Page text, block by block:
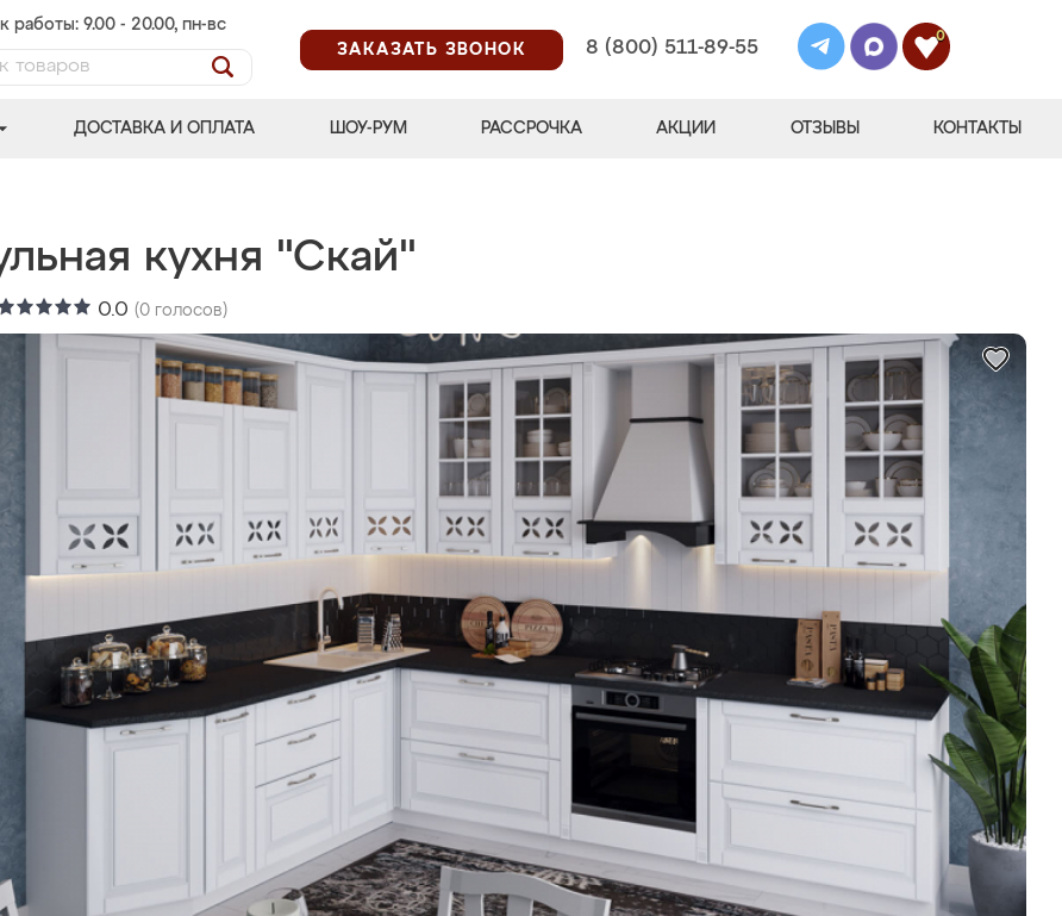
работы: 9.00 - 20.00, пн-вс
ЗАКАЗАТЬ ЗВОНОК
8 (800) 511-89-55
0
ДОСТАВКА И ОПЛАТА ШОУ-РУМ РАССРОЧКА АКЦИИ ОТЗЫВЫ КОНТАКТЫ
кухня "Скай"
0.0 (0 голосов)